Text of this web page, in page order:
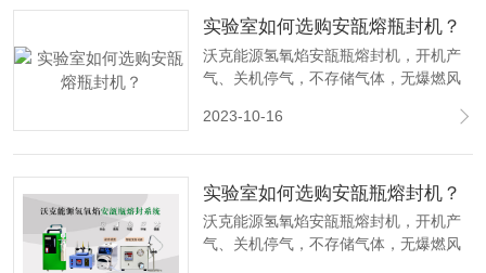
实验室如何选购安瓿熔瓶封机？
沃克能源氢氧焰安瓿瓶熔封机，开机产
气、关机停气，不存储气体，无爆燃风
2023-10-16
实验室如何选购安瓿瓶熔封机？
沃克能源氢氧焰安瓿瓶熔封机，开机产
气、关机停气，不存储气体，无爆燃风